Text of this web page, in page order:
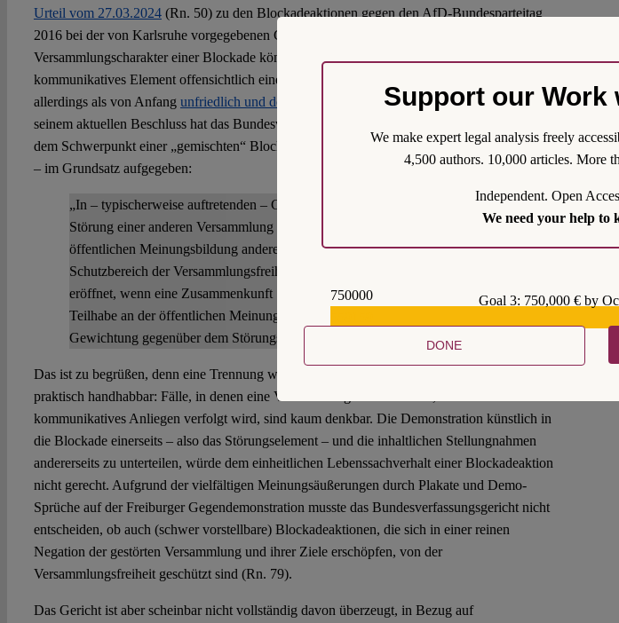
Urteil vom 27.03.2024(Rn. 50) zu den Blockadeaktionen gegen den AfD-Bundesparteitag
2016 bei der von Karlsruhe vorgegebenen Gesamtschau zurückhaltend: Der
Versammlungscharakter einer Blockade könne nur dann verneint werden, wenn ihr
kommunikatives Element offensichtlich einen bloßen Vorwand darstelle. Es sah die Blockade
allerdings als von Anfang unfriedlich und deshalb nicht von Art. 8 Abs. 1 GG umfasst an . Mit
seinem aktuellen Beschluss hat das Bundesverfassungsgericht nun die Differenzierung nach
dem Schwerpunkt einer „gemischten“ Blockadeaktion – jedenfalls für Gegenversammlungen
– im Grundsatz aufgegeben:
„In – typischerweise auftretenden – Gemengelagen, in denen Elemente der
Störung einer anderen Versammlung einerseits und Elemente der Teilhabe an der
öffentlichen Meinungsbildung andererseits zusammentreffen, ist der
Schutzbereich der Versammlungsfreiheit nach Art. 8 Abs. 1 GG jedenfalls dann
eröffnet, wenn eine Zusammenkunft […] ein eigenständiges Element der
Teilhabe an der öffentlichen Meinungsbildung aufweist, ohne dass es auf dessen
Gewichtung gegenüber dem Störungselement ankäme“ (Rn. 80).
Das ist zu begrüßen, denn eine Trennung wäre weder konzeptionell überzeugend noch
praktisch handhabbar: Fälle, in denen eine Versammlung blockiert wird, ohne dass damit ein
kommunikatives Anliegen verfolgt wird, sind kaum denkbar. Die Demonstration künstlich in
die Blockade einerseits – also das Störungselement – und die inhaltlichen Stellungnahmen
andererseits zu unterteilen, würde dem einheitlichen Lebenssachverhalt einer Blockadeaktion
nicht gerecht. Aufgrund der vielfältigen Meinungsäußerungen durch Plakate und Demo-
Sprüche auf der Freiburger Gegendemonstration musste das Bundesverfassungsgericht nicht
entscheiden, ob auch (schwer vorstellbare) Blockadeaktionen, die sich in einer reinen
Negation der gestörten Versammlung und ihrer Ziele erschöpfen, von der
Versammlungsfreiheit geschützt sind (Rn. 79).
Das Gericht ist aber scheinbar nicht vollständig davon überzeugt, in Bezug auf
Support our Work
We make expert legal analysis freely
4,500 authors. 10,000 articles. More
Independent. Open
We need your help to
750000
Goal 3: 750,000 € by
DONE